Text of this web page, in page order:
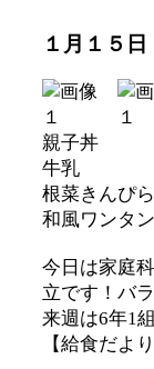
１月１５
親子丼
牛乳
根菜きんぴら
和風ワンタ
今日は家庭
立です！バ
来週は6年1
【給食だよ